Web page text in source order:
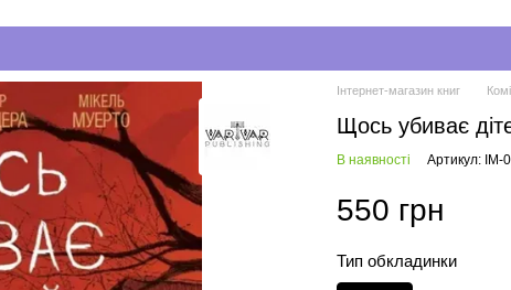
Інтернет-магазин книг
Щось убиває
В наявності Артикул: IM-
550 грн
Тип обкладинки